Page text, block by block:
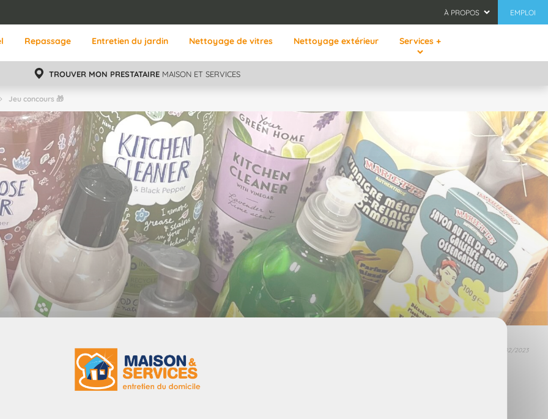
À PROPOS EMPLOI
Repassage Entretien du jardin Nettoyage de vitres Nettoyage extérieur Services +
TROUVER MON PRESTATAIRE MAISON ET SERVICES
Jeu concours 🎁
01/02/2023
semaines et c’est bientôt le printemps ! 🌼🦜🪺